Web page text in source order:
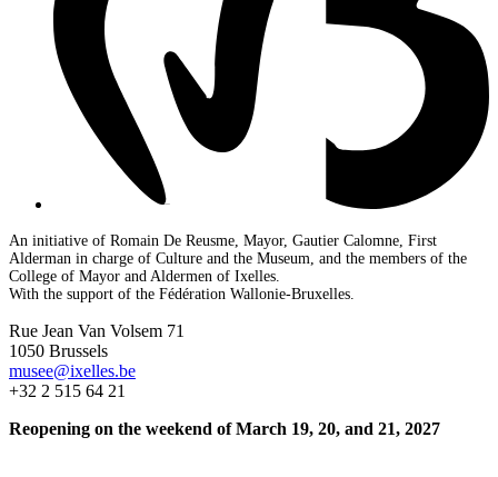
An initiative of Romain De Reusme, Mayor, Gautier Calomne, First
Alderman in charge of Culture and the Museum, and the members of the
College of Mayor and Aldermen of Ixelles.
With the support of the Fédération Wallonie-Bruxelles.
Rue Jean Van Volsem 71
1050 Brussels
musee@ixelles.be
+32 2 515 64 21
Reopening on the weekend of March 19, 20, and 21, 2027